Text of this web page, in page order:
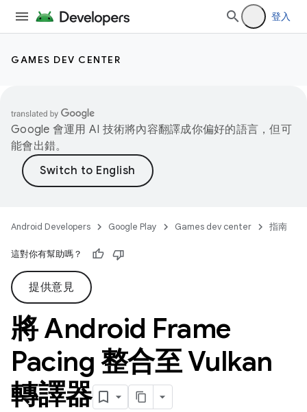
登入
GAMES DEV CENTER
Google 會運用 AI 技術將內容翻譯成你偏好的語言，但可
能會出錯。
Android Developers Google Play Games dev center 指南
這對你有幫助嗎？
提供意見
將 Android Frame
Pacing 整合至 Vulkan
轉譯器